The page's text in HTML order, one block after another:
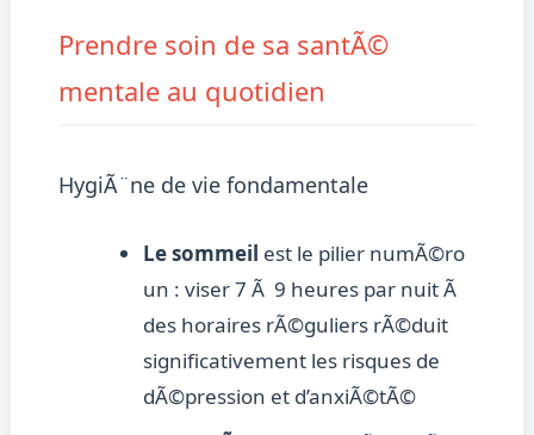
Prendre soin de sa santÃ©
mentale au quotidien
HygiÃ¨ne de vie fondamentale
Le sommeil est le pilier numÃ©ro
un : viser 7 Ã 9 heures par nuit Ã
des horaires rÃ©guliers rÃ©duit
significativement les risques de
dÃ©pression et d’anxiÃ©tÃ©